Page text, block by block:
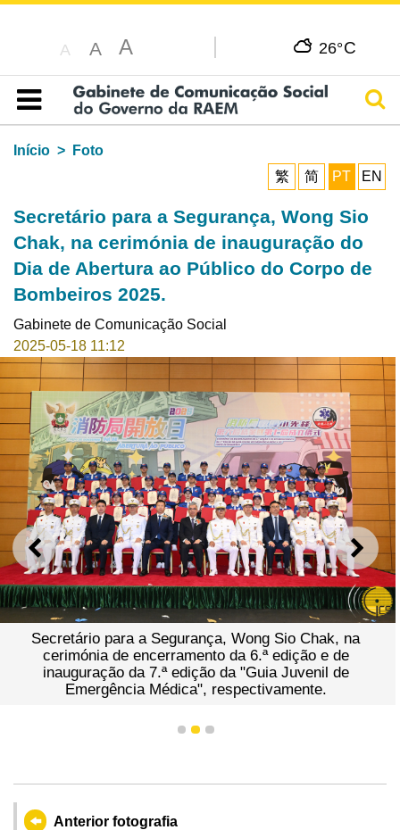
A A A 26°C
Índice
Início
Foto
繁
简 PT EN
Secretário para a Segurança, Wong Sio
Chak, na cerimónia de inauguração do
Dia de Abertura ao Público do Corpo de
Bombeiros 2025.
Gabinete de Comunicação Social
2025-05-18 11:12
ANTERIOR
Secretário para a Segurança, Wong Sio Chak, na
cerimónia de encerramento da 6.ª edição e de
inauguração da 7.ª edição da "Guia Juvenil de
Emergência Médica", respectivamente.
1 2 3
Anterior fotografia